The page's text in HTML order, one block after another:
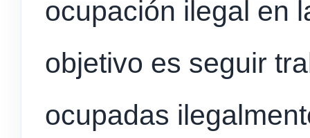
ocupación ilegal en
objetivo es seguir
ocupadas